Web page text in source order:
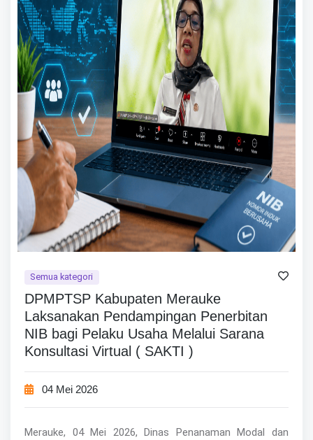
Semua kategori
DPMPTSP Kabupaten Merauke
Laksanakan Pendampingan Penerbitan
NIB bagi Pelaku Usaha Melalui Sarana
Konsultasi Virtual ( SAKTI )
04 Mei 2026
Merauke, 04 Mei 2026, Dinas Penanaman Modal dan